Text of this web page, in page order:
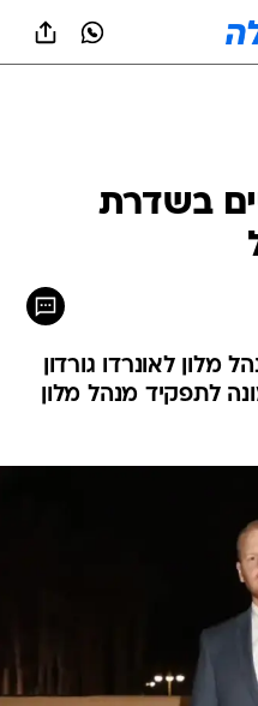
בשדרת
לאונרדו גורדון
לתפקיד מנהל מלון